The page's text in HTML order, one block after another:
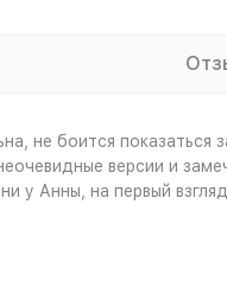
не боится показаться
версии и
у Анны, на первый